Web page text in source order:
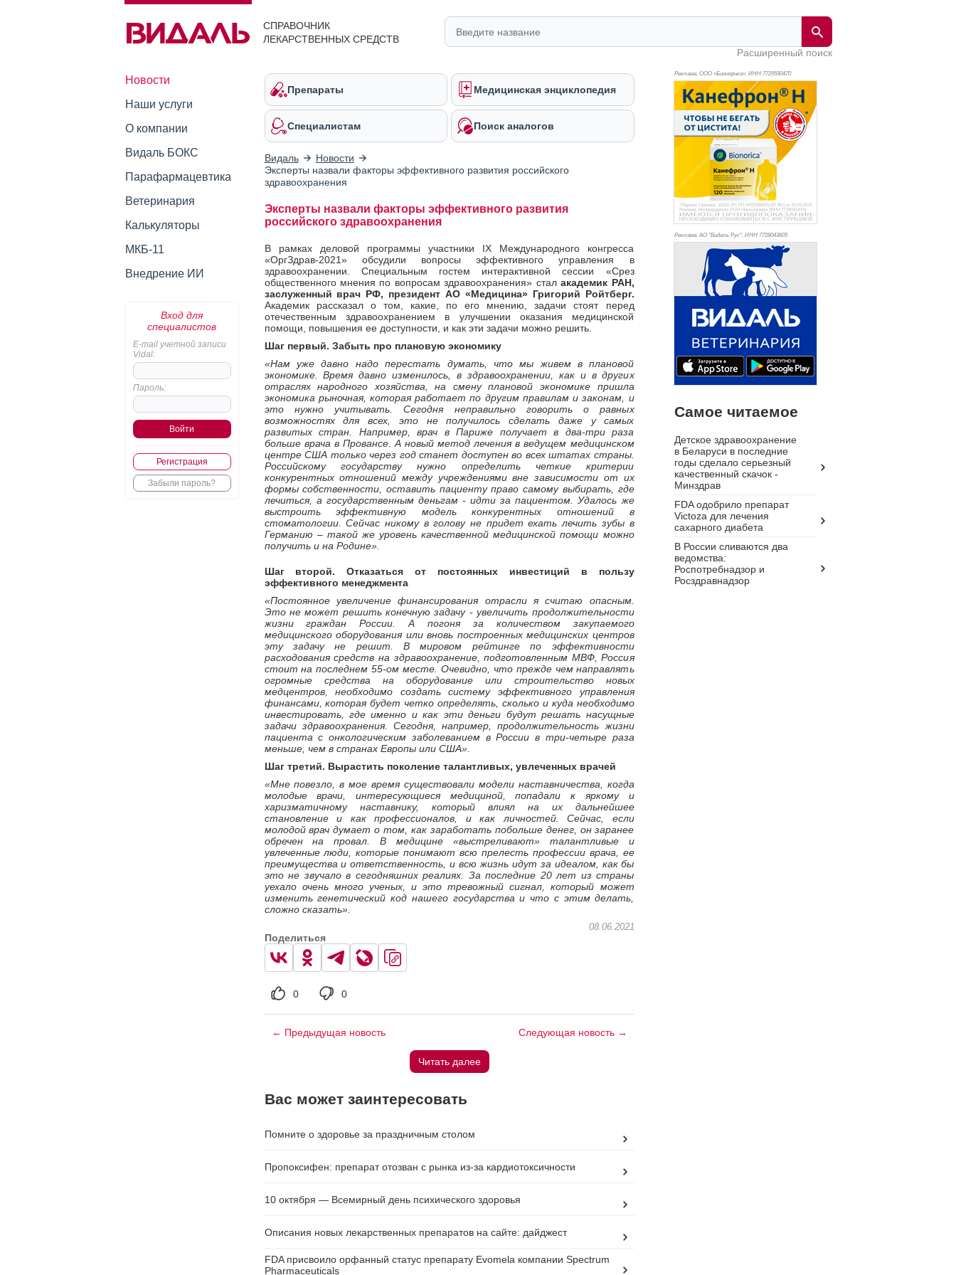
СПРАВОЧНИК
ЛЕКАРСТВЕННЫХ СРЕДСТВ
Расширенный поиск
Новости
Наши услуги
О компании
Видаль БОКС
Парафармацевтика
Ветеринария
Калькуляторы
МКБ-11
Внедрение ИИ
Вход для
специалистов
E-mail учетной записи
Vidal:
Пароль:
Регистрация
Забыли пароль?
Препараты Медицинская энциклопедия
Специалистам Поиск аналогов
Видаль
Новости
Эксперты назвали факторы эффективного развития российского
здравоохранения
Эксперты назвали факторы эффективного развития
российского здравоохранения
В рамках деловой программы участники IX Международного конгресса
«ОргЗдрав-2021» обсудили вопросы эффективного управления в
здравоохранении. Специальным гостем интерактивной сессии «Срез
общественного мнения по вопросам здравоохранения» сталакадемик РАН,
заслуженный врач РФ, президент АО «Медицина» Григорий Ройтберг.
Академик рассказал о том, какие, по его мнению, задачи стоят перед
отечественным здравоохранением в улучшении оказания медицинской
помощи, повышения ее доступности, и как эти задачи можно решить.
Шаг первый. Забыть про плановую экономику
«Нам уже давно надо перестать думать, что мы живем в плановой
экономике. Время давно изменилось, в здравоохранении, как и в других
отраслях народного хозяйства, на смену плановой экономике пришла
экономика рыночная, которая работает по другим правилам и законам, и
это нужно учитывать. Сегодня неправильно говорить о равных
возможностях для всех, это не получилось сделать даже у самых
развитых стран. Например, врач в Париже получает в два-три раза
больше врача в Провансе. А новый метод лечения в ведущем медицинском
центре США только через год станет доступен во всех штатах страны.
Российскому государству нужно определить четкие критерии
конкурентных отношений между учреждениями вне зависимости от их
формы собственности, оставить пациенту право самому выбирать, где
лечиться, а государственным деньгам - идти за пациентом. Удалось же
выстроить эффективную модель конкурентных отношений в
стоматологии. Сейчас никому в голову не придет ехать лечить зубы в
Германию – такой же уровень качественной медицинской помощи можно
получить и на Родине».
Шаг второй. Отказаться от постоянных инвестиций в пользу
эффективного менеджмента
«Постоянное увеличение финансирования отрасли я считаю опасным.
Это не может решить конечную задачу - увеличить продолжительности
жизни граждан России. А погоня за количеством закупаемого
медицинского оборудования или вновь построенных медицинских центров
эту задачу не решит. В мировом рейтинге по эффективности
расходования средств на здравоохранение, подготовленным МВФ, Россия
стоит на последнем 55-ом месте. Очевидно, что прежде чем направлять
огромные средства на оборудование или строительство новых
медцентров, необходимо создать систему эффективного управления
финансами, которая будет четко определять, сколько и куда необходимо
инвестировать, где именно и как эти деньги будут решать насущные
задачи здравоохранения. Сегодня, например, продолжительность жизни
пациента с онкологическим заболеванием в России в три-четыре раза
меньше, чем в странах Европы или США».
Шаг третий. Вырастить поколение талантливых, увлеченных врачей
«Мне повезло, в мое время существовали модели наставничества, когда
молодые врачи, интересующиеся медициной, попадали к яркому и
харизматичному наставнику, который влиял на их дальнейшее
становление и как профессионалов, и как личностей. Сейчас, если
молодой врач думает о том, как заработать побольше денег, он заранее
обречен на провал. В медицине «выстреливают» талантливые и
увлеченные люди, которые понимают всю прелесть профессии врача, ее
преимущества и ответственность, и всю жизнь идут за идеалом, как бы
это не звучало в сегодняшних реалиях. За последние 20 лет из страны
уехало очень много ученых, и это тревожный сигнал, который может
изменить генетический код нашего государства и что с этим делать,
сложно сказать».
08.06.2021
Поделиться
0 0
← Предыдущая новость Следующая новость →
Читать далее
Вас может заинтересовать
Помните о здоровье за праздничным столом
Пропоксифен: препарат отозван с рынка из-за кардиотоксичности
10 октября — Всемирный день психического здоровья
Описания новых лекарственных препаратов на сайте: дайджест
FDA присвоило орфанный статус препарату Evomela компании Spectrum
Pharmaceuticals
Реклама. ООО «Бионорика», ИНН 7729590470
Реклама. АО "Видаль Рус", ИНН 7728043605
Самое читаемое
Детское здравоохранение
в Беларуси в последние
годы сделало серьезный
качественный скачок -
Минздрав
FDA одобрило препарат
Victoza для лечения
сахарного диабета
В России сливаются два
ведомства:
Роспотребнадзор и
Росздравнадзор